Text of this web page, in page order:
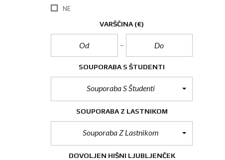
NE
VARŠČINA (€)
SOUPORABA S ŠTUDENTI
Souporaba S Študenti
SOUPORABA Z LASTNIKOM
Souporaba Z Lastnikom
DOVOLJEN HIŠNI LJUBLJENČEK